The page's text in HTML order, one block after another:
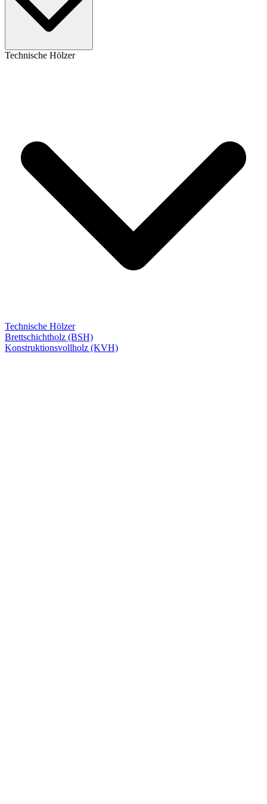
Technische Hölzer
Technische Hölzer
Brettschichtholz (BSH)
Konstruktionsvollholz (KVH)